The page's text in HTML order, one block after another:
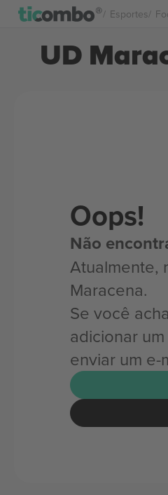
Esportes
UD
Oops!
Não
Atualmente,
Maracena.
Se você
adicionar
enviar um e-